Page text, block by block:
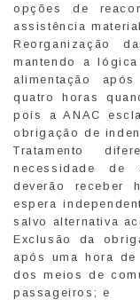
opções de
assistência
Reorganização
mantendo a
alimentação
quatro horas
pois a ANAC
obrigação de
Tratamento
necessidade de
deverão receber
espera
salvo alternativa
Exclusão da
após uma hora
dos meios de
passageiros; e